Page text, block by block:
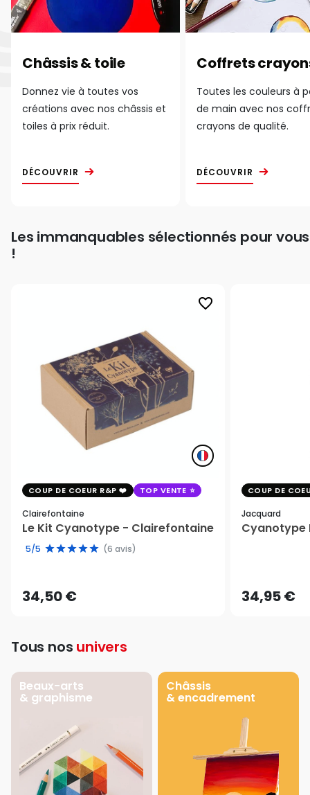
Châssis & toile
Donnez vie à toutes vos
créations avec nos châssis et
toiles à prix réduit.
DÉCOUVRIR
Coffrets
Toutes les couleurs à
de main avec nos
crayons de qualité.
DÉCOUVRIR
Les immanquables sélectionnés pour vous
!
favorite_border
COUP DE COEUR R&P TOP VENTE
Clairefontaine
Le Kit Cyanotype - Clairefontaine
5/5 (6 avis)
34,50 €
COUP DE
Jacquard
Cyanotype
34,95 €
Tous nos univers
Beaux-arts
& graphisme
Châssis
& encadrement